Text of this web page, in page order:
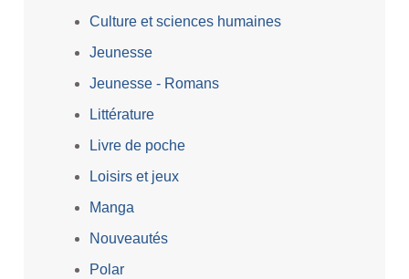
Culture et sciences humaines
Jeunesse
Jeunesse - Romans
Littérature
Livre de poche
Loisirs et jeux
Manga
Nouveautés
Polar